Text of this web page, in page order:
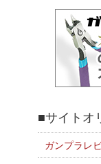
■サイトオ
ガンプラレ